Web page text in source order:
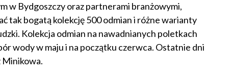
w Bydgoszczy oraz partnerami branżowymi,
tak bogatą kolekcję 500 odmian i różne warianty
Kolekcja odmian na nawadnianych poletkach
wody w maju i na początku czerwca. Ostatnie dni
Minikowa.